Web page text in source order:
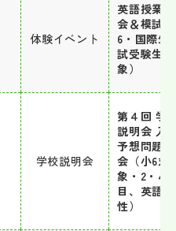
体験イベント
英語授業
会＆模試
6・国際生
試受験生対
象）
学校説明会
第４回 学
説明会 入
予想問題
会（小6対
象・2・4
目、英語
性）